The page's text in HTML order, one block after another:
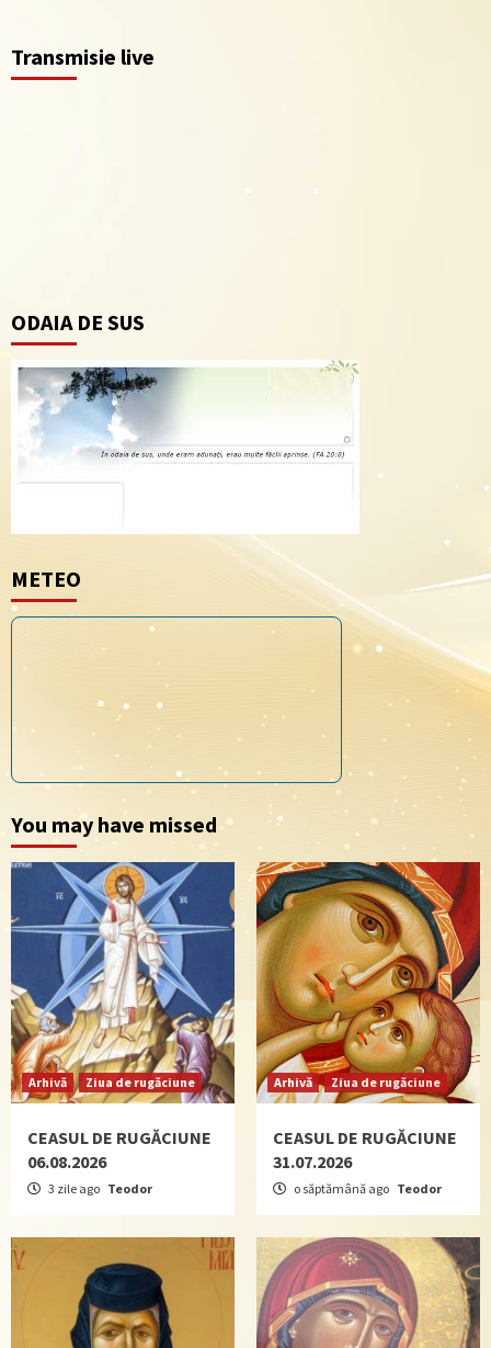
Transmisie live
ODAIA DE SUS
METEO
You may have missed
Arhivă Ziua de rugăciune
CEASUL DE RUGĂCIUNE
06.08.2026
3 zile ago Teodor
Arhivă Ziua de rugăciune
CEASUL DE RUGĂCIUNE
31.07.2026
o săptămână ago Teodor